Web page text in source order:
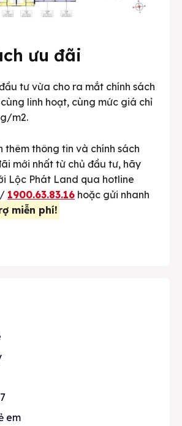
ưu đãi
tư vừa cho ra mắt chính sách
linh hoạt, cùng mức giá chỉ
m2.
thêm thông tin và chính sách
mới nhất từ chủ đầu tư, hãy
Lộc Phát Land qua hotline
/ 1900.63.83.16 hoặc gửi nhanh
miễn phí!
em